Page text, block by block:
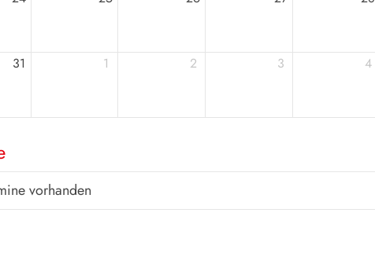
31 1 2 3 4
vorhanden